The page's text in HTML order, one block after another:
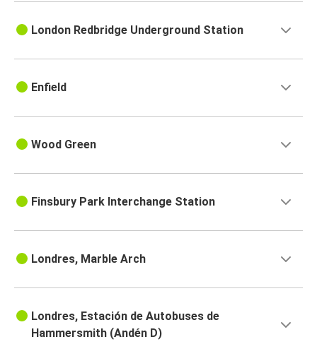
London Redbridge Underground Station
Enfield
Wood Green
Finsbury Park Interchange Station
Londres, Marble Arch
Londres, Estación de Autobuses de
Hammersmith (Andén D)